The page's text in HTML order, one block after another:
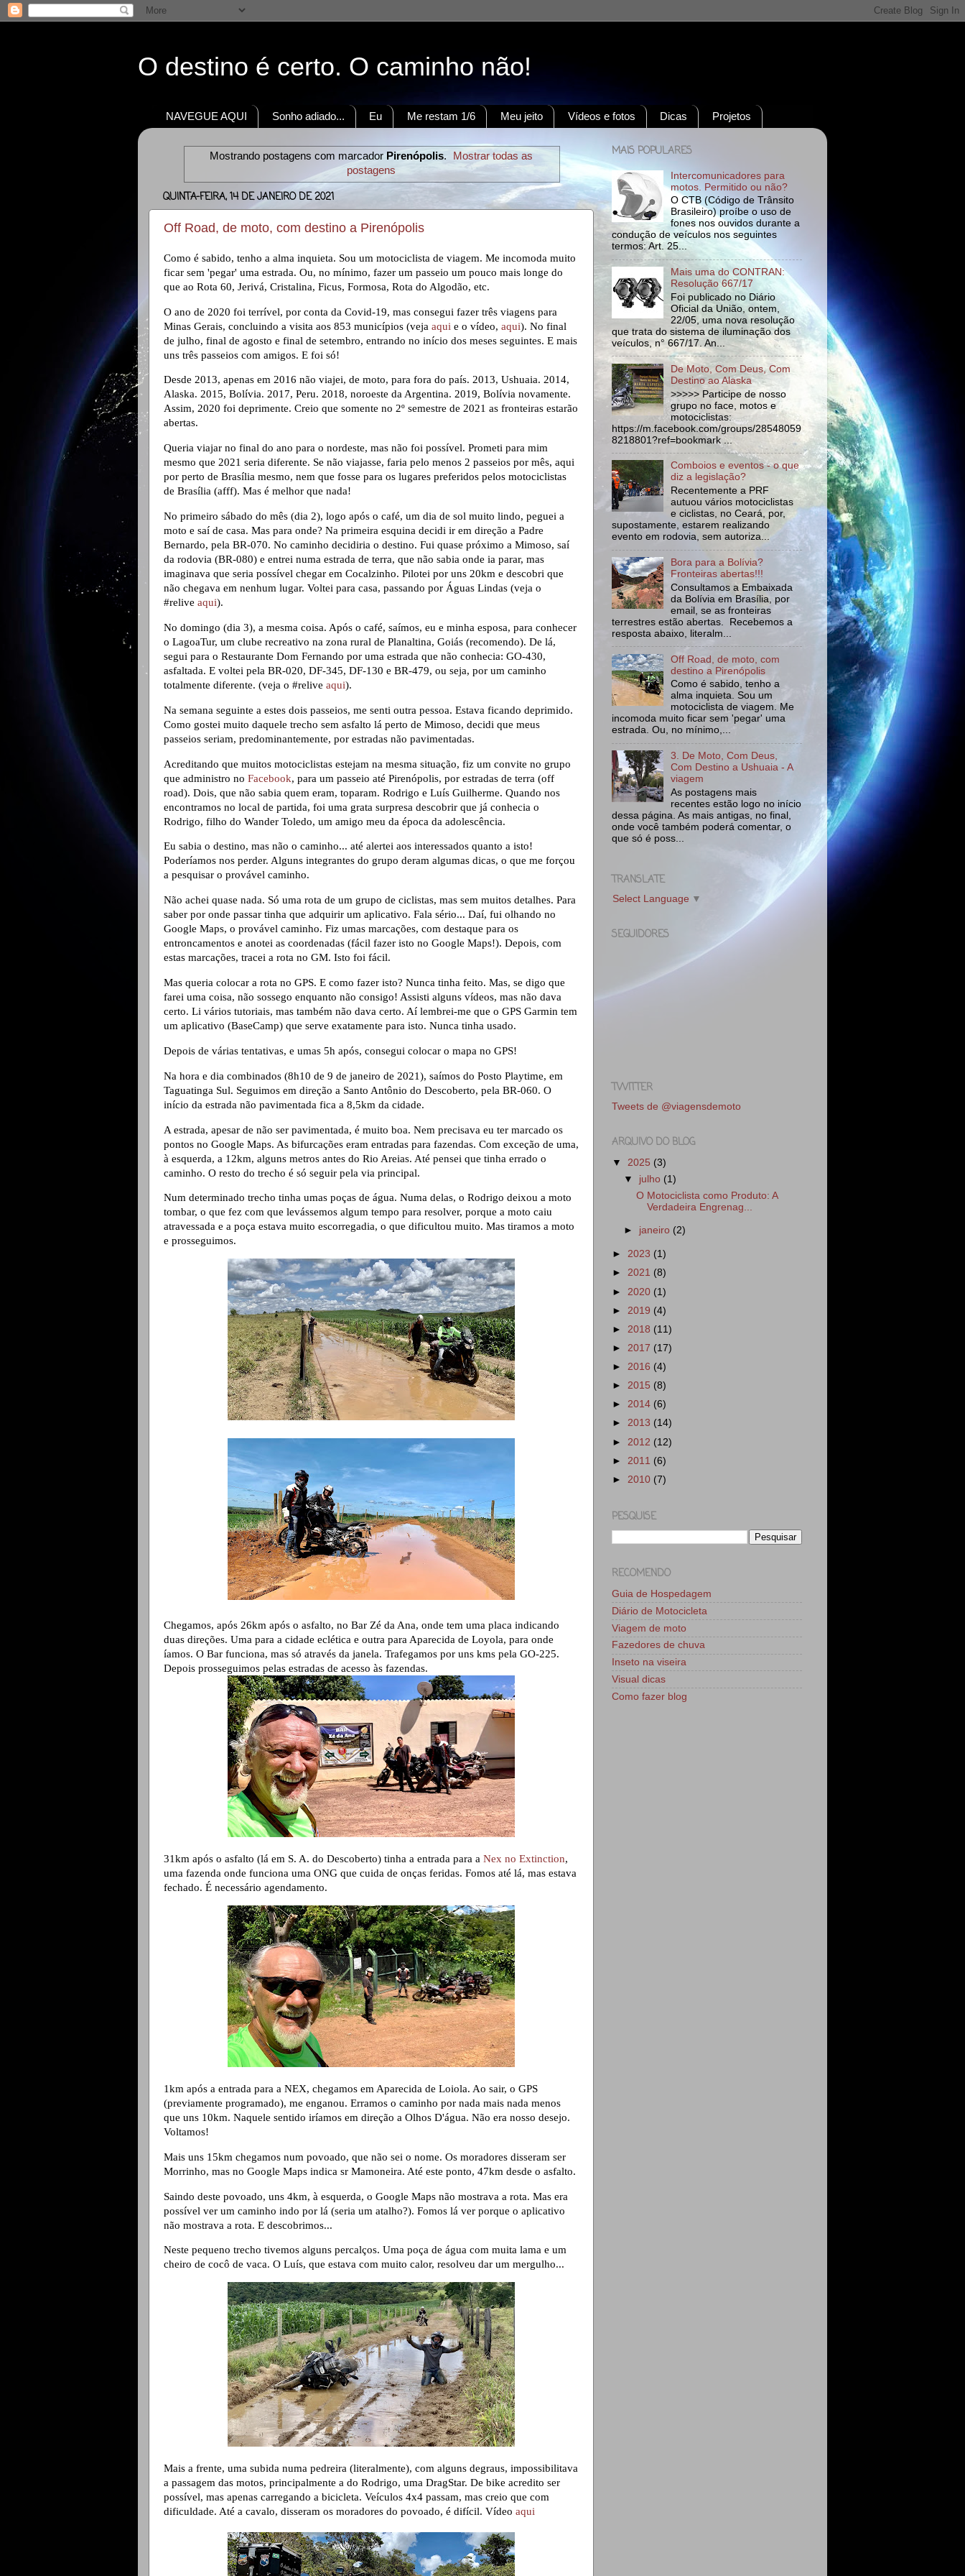
O destino é certo. O caminho não!
NAVEGUE AQUI Sonho adiado... Eu Me restam 1/6 Meu jeito Vídeos e fotos Dicas Projetos
Mostrando postagens com marcador Pirenópolis.
Mostrar todas as
postagens
QUINTA-FEIRA, 14 DE JANEIRO DE 2021
Off Road, de moto, com destino a Pirenópolis
Como é sabido, tenho a alma inquieta. Sou um motociclista de viagem. Me incomoda muito
ficar sem 'pegar' uma estrada. Ou, no mínimo, fazer um passeio um pouco mais longe do
que ao Rota 60, Jerivá, Cristalina, Ficus, Formosa, Rota do Algodão, etc.
O ano de 2020 foi terrível, por conta da Covid-19, mas consegui fazer três viagens para
Minas Gerais, concluindo a visita aos 853 municípios (veja aqui e o vídeo, aqui). No final
de julho, final de agosto e final de setembro, entrando no início dos meses seguintes. E mais
uns três passeios com amigos. E foi só!
Desde 2013, apenas em 2016 não viajei, de moto, para fora do país. 2013, Ushuaia. 2014,
Alaska. 2015, Bolívia. 2017, Peru. 2018, noroeste da Argentina. 2019, Bolívia novamente.
Assim, 2020 foi deprimente. Creio que somente no 2º semestre de 2021 as fronteiras estarão
abertas.
Queria viajar no final do ano para o nordeste, mas não foi possível. Prometi para mim
mesmo que 2021 seria diferente. Se não viajasse, faria pelo menos 2 passeios por mês, aqui
por perto de Brasília mesmo, nem que fosse para os lugares preferidos pelos motociclistas
de Brasília (afff). Mas é melhor que nada!
No primeiro sábado do mês (dia 2), logo após o café, um dia de sol muito lindo, peguei a
moto e saí de casa. Mas para onde? Na primeira esquina decidi ir em direção a Padre
Bernardo, pela BR-070. No caminho decidiria o destino. Fui quase próximo a Mimoso, saí
da rodovia (BR-080) e entrei numa estrada de terra, que não sabia onde ia parar, mas
imaginava que seria possível chegar em Cocalzinho. Pilotei por uns 20km e descobri que
não chegava em nenhum lugar. Voltei para casa, passando por Águas Lindas (veja o
#relive aqui).
No domingo (dia 3), a mesma coisa. Após o café, saímos, eu e minha esposa, para conhecer
o LagoaTur, um clube recreativo na zona rural de Planaltina, Goiás (recomendo). De lá,
segui para o Restaurante Dom Fernando por uma estrada que não conhecia: GO-430,
asfaltada. E voltei pela BR-020, DF-345, DF-130 e BR-479, ou seja, por um caminho
totalmente diferente. (veja o #relive aqui).
Na semana seguinte a estes dois passeios, me senti outra pessoa. Estava ficando deprimido.
Como gostei muito daquele trecho sem asfalto lá perto de Mimoso, decidi que meus
passeios seriam, predominantemente, por estradas não pavimentadas.
Acreditando que muitos motociclistas estejam na mesma situação, fiz um convite no grupo
que administro no Facebook, para um passeio até Pirenópolis, por estradas de terra (off
road). Dois, que não sabia quem eram, toparam. Rodrigo e Luís Guilherme. Quando nos
encontramos no local de partida, foi uma grata surpresa descobrir que já conhecia o
Rodrigo, filho do Wander Toledo, um amigo meu da época da adolescência.
Eu sabia o destino, mas não o caminho... até alertei aos interessados quanto a isto!
Poderíamos nos perder. Alguns integrantes do grupo deram algumas dicas, o que me forçou
a pesquisar o provável caminho.
Não achei quase nada. Só uma rota de um grupo de ciclistas, mas sem muitos detalhes. Para
saber por onde passar tinha que adquirir um aplicativo. Fala sério... Daí, fui olhando no
Google Maps, o provável caminho. Fiz umas marcações, com destaque para os
entroncamentos e anotei as coordenadas (fácil fazer isto no Google Maps!). Depois, com
estas marcações, tracei a rota no GM. Isto foi fácil.
Mas queria colocar a rota no GPS. E como fazer isto? Nunca tinha feito. Mas, se digo que
farei uma coisa, não sossego enquanto não consigo! Assisti alguns vídeos, mas não dava
certo. Li vários tutoriais, mas também não dava certo. Aí lembrei-me que o GPS Garmin tem
um aplicativo (BaseCamp) que serve exatamente para isto. Nunca tinha usado.
Depois de várias tentativas, e umas 5h após, consegui colocar o mapa no GPS!
Na hora e dia combinados (8h10 de 9 de janeiro de 2021), saímos do Posto Playtime, em
Taguatinga Sul. Seguimos em direção a Santo Antônio do Descoberto, pela BR-060. O
início da estrada não pavimentada fica a 8,5km da cidade.
A estrada, apesar de não ser pavimentada, é muito boa. Nem precisava eu ter marcado os
pontos no Google Maps. As bifurcações eram entradas para fazendas. Com exceção de uma,
à esquerda, a 12km, alguns metros antes do Rio Areias. Até pensei que tinha errado o
caminho. O resto do trecho é só seguir pela via principal.
Num determinado trecho tinha umas poças de água. Numa delas, o Rodrigo deixou a moto
tombar, o que fez com que levássemos algum tempo para resolver, porque a moto caiu
atravessada e a poça estava muito escorregadia, o que dificultou muito. Mas tiramos a moto
e prosseguimos.
Chegamos, após 26km após o asfalto, no Bar Zé da Ana, onde tem uma placa indicando
duas direções. Uma para a cidade eclética e outra para Aparecida de Loyola, para onde
íamos. O Bar funciona, mas só através da janela. Trafegamos por uns kms pela GO-225.
Depois prosseguimos pelas estradas de acesso às fazendas.
31km após o asfalto (lá em S. A. do Descoberto) tinha a entrada para a Nex no Extinction,
uma fazenda onde funciona uma ONG que cuida de onças feridas. Fomos até lá, mas estava
fechado. É necessário agendamento.
1km após a entrada para a NEX, chegamos em Aparecida de Loiola. Ao sair, o GPS
(previamente programado), me enganou. Erramos o caminho por nada mais nada menos
que uns 10km. Naquele sentido iríamos em direção a Olhos D'água. Não era nosso desejo.
Voltamos!
Mais uns 15km chegamos num povoado, que não sei o nome. Os moradores disseram ser
Morrinho, mas no Google Maps indica sr Mamoneira. Até este ponto, 47km desde o asfalto.
Saindo deste povoado, uns 4km, à esquerda, o Google Maps não mostrava a rota. Mas era
possível ver um caminho indo por lá (seria um atalho?). Fomos lá ver porque o aplicativo
não mostrava a rota. E descobrimos...
Neste pequeno trecho tivemos alguns percalços. Uma poça de água com muita lama e um
cheiro de cocô de vaca. O Luís, que estava com muito calor, resolveu dar um mergulho...
Mais a frente, uma subida numa pedreira (literalmente), com alguns degraus, impossibilitava
a passagem das motos, principalmente a do Rodrigo, uma DragStar. De bike acredito ser
possível, mas apenas carregando a bicicleta. Veículos 4x4 passam, mas creio que com
dificuldade. Até a cavalo, disseram os moradores do povoado, é difícil. Vídeo aqui
MAIS POPULARES
Intercomunicadores para
motos. Permitido ou não?
O CTB (Código de Trânsito
Brasileiro) proíbe o uso de
fones nos ouvidos durante a
condução de veículos nos seguintes
termos: Art. 25...
Mais uma do CONTRAN:
Resolução 667/17
Foi publicado no Diário
Oficial da União, ontem,
22/05, uma nova resolução
que trata do sistema de iluminação dos
veículos, n° 667/17. An...
De Moto, Com Deus, Com
Destino ao Alaska
>>>>> Participe de nosso
grupo no face, motos e
motociclistas:
https://m.facebook.com/groups/28548059
8218801?ref=bookmark ...
Comboios e eventos - o que
diz a legislação?
Recentemente a PRF
autuou vários motociclistas
e ciclistas, no Ceará, por,
supostamente, estarem realizando
evento em rodovia, sem autoriza...
Bora para a Bolívia?
Fronteiras abertas!!!
Consultamos a Embaixada
da Bolívia em Brasília, por
email, se as fronteiras
terrestres estão abertas. Recebemos a
resposta abaixo, literalm...
Off Road, de moto, com
destino a Pirenópolis
Como é sabido, tenho a
alma inquieta. Sou um
motociclista de viagem. Me
incomoda muito ficar sem 'pegar' uma
estrada. Ou, no mínimo,...
3. De Moto, Com Deus,
Com Destino a Ushuaia - A
viagem
As postagens mais
recentes estão logo no início
dessa página. As mais antigas, no final,
onde você também poderá comentar, o
que só é poss...
TRANSLATE
Select Language ▼
SEGUIDORES
TWITTER
Tweets de @viagensdemoto
ARQUIVO DO BLOG
▼ 2025 (3)
▼ julho (1)
O Motociclista como Produto: A
Verdadeira Engrenag...
► janeiro (2)
► 2023 (1)
► 2021 (8)
► 2020 (1)
► 2019 (4)
► 2018 (11)
► 2017 (17)
► 2016 (4)
► 2015 (8)
► 2014 (6)
► 2013 (14)
► 2012 (12)
► 2011 (6)
► 2010 (7)
PESQUISE
RECOMENDO
Guia de Hospedagem
Diário de Motocicleta
Viagem de moto
Fazedores de chuva
Inseto na viseira
Visual dicas
Como fazer blog